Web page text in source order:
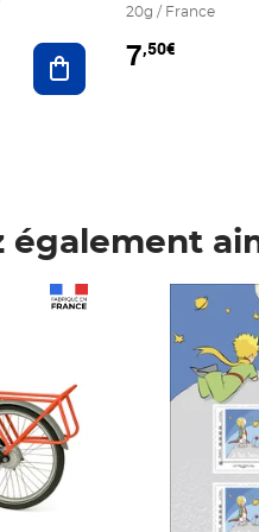
Ajouter au panier
20g / France
7,50€
également
Prix 7,50€